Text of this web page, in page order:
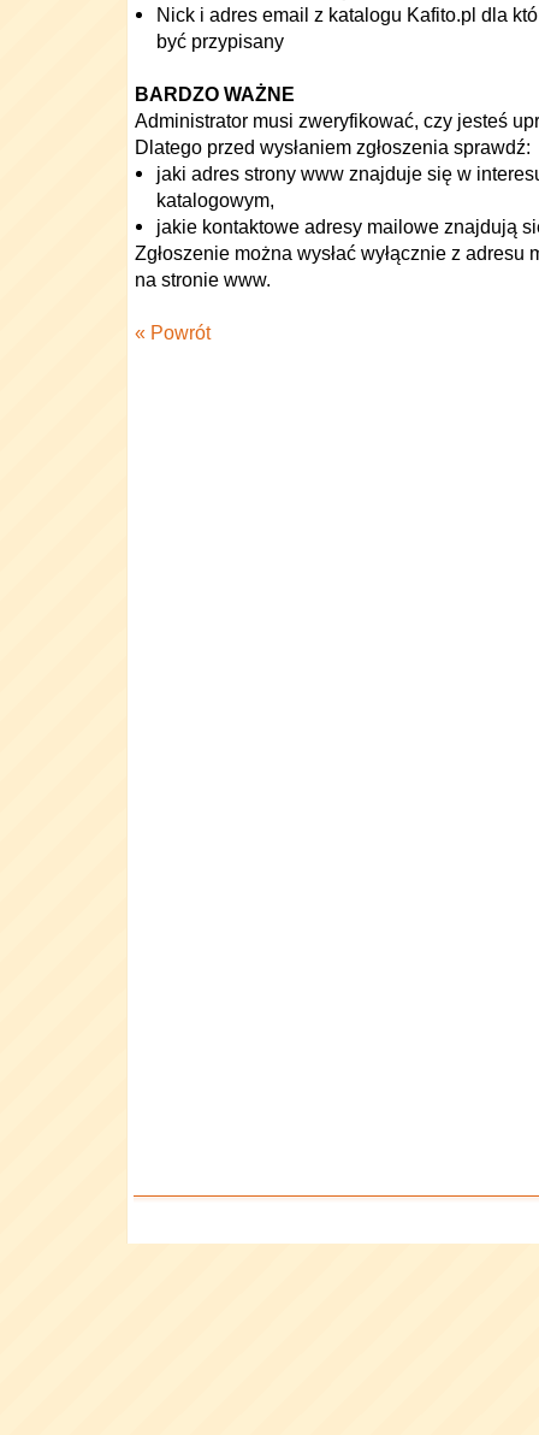
Nick i adres email z katalogu Kafito.pl dla
być przypisany
BARDZO WAŻNE
Administrator musi zweryfikować, czy jesteś
Dlatego przed wysłaniem zgłoszenia sprawdź:
jaki adres strony www znajduje się w
katalogowym,
jakie kontaktowe adresy mailowe znajdują
Zgłoszenie można wysłać wyłącznie z
na stronie www.
« Powrót